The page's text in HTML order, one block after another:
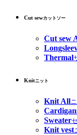
Cut sewカットソー
Cut sew
Thermal
Knitニット
Knit All
Sweater
Knit vest